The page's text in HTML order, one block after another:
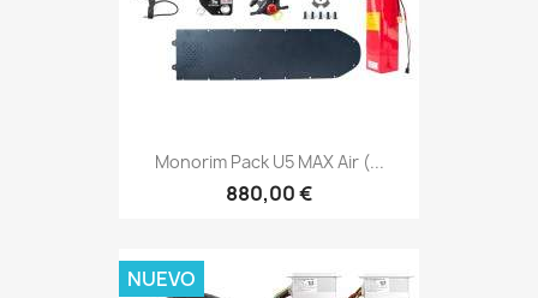
Monorim Pack U5 MAX Air (...
880,00 €
NUEVO